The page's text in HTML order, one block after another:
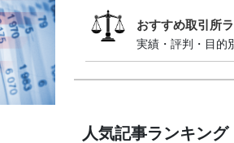
おすすめ取引所
実績・評判・目的
人気記事ランキング